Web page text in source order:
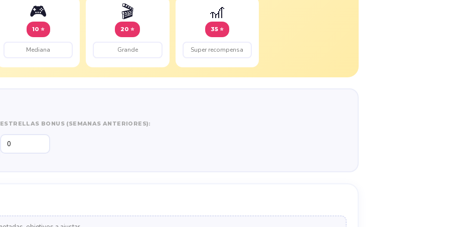
🎮
10 ⭐
🎬
20 ⭐
🎢
35 ⭐
ESTRELLAS BONUS (SEMANAS ANTERIORES):